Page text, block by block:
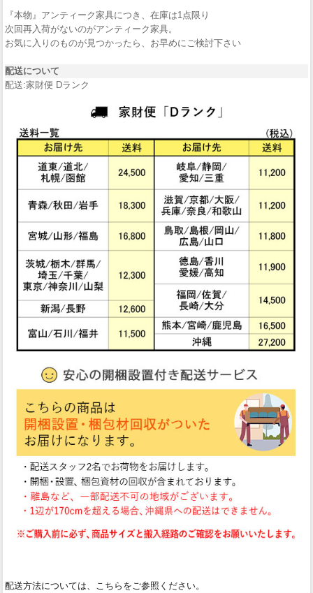
『本物』アンティーク家具につき、在庫は1点限り
次回再入荷がないのがアンティーク家具。
お気に入りのものが見つかったら、お早めにご検討下さい
配送について
配送:家財便 Dランク
配送方法については、こちらをご参照ください。